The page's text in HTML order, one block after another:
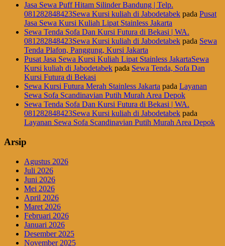
Jasa Sewa Puff Hitam Silinder Bandung | Telp.
081282848423Sewa Kursi kuliah di Jabodetabek pada Pusat
Jasa Sewa Kursi Kuliah Lipat Stainless Jakarta
Sewa Tenda Sofa Dan Kursi Futura di Bekasi | WA.
081282848423Sewa Kursi kuliah di Jabodetabek pada Sewa
Tenda Plafon, Panggung, Kursi Jakarta
Pusat Jasa Sewa Kursi Kuliah Lipat Stainless JakartaSewa
Kursi kuliah di Jabodetabek pada Sewa Tenda, Sofa Dan
Kursi Futura di Bekasi
Sewa Kursi Futura Merah Stainless Jakarta pada Layanan
Sewa Sofa Scandinavian Putih Murah Area Depok
Sewa Tenda Sofa Dan Kursi Futura di Bekasi | WA.
081282848423Sewa Kursi kuliah di Jabodetabek pada
Layanan Sewa Sofa Scandinavian Putih Murah Area Depok
Arsip
Agustus 2026
Juli 2026
Juni 2026
Mei 2026
April 2026
Maret 2026
Februari 2026
Januari 2026
Desember 2025
November 2025